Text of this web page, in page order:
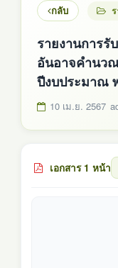
กลับ
รายงานการ
อันอาจคำนวณ
ปีงบประมาณ
10 เม.ย. 2567
เอกสาร 1 หน้า